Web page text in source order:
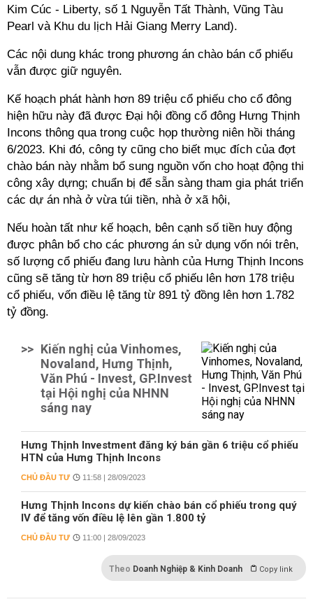
Kim Cúc - Liberty, số 1 Nguyễn Tất Thành, Vũng Tàu
Pearl và Khu du lịch Hải Giang Merry Land).
Các nội dung khác trong phương án chào bán cổ phiếu
vẫn được giữ nguyên.
Kế hoạch phát hành hơn 89 triệu cổ phiếu cho cổ đông
hiện hữu này đã được Đại hội đồng cổ đông Hưng Thịnh
Incons thông qua trong cuộc họp thường niên hồi tháng
6/2023. Khi đó, công ty cũng cho biết mục đích của đợt
chào bán này nhằm bổ sung nguồn vốn cho hoạt động thi
công xây dựng; chuẩn bị để sẵn sàng tham gia phát triển
các dự án nhà ở vừa túi tiền, nhà ở xã hội,
Nếu hoàn tất như kế hoạch, bên cạnh số tiền huy động
được phân bổ cho các phương án sử dụng vốn nói trên,
số lượng cổ phiếu đang lưu hành của Hưng Thịnh Incons
cũng sẽ tăng từ hơn 89 triệu cổ phiếu lên hơn 178 triệu
cổ phiếu, vốn điều lệ tăng từ 891 tỷ đồng lên hơn 1.782
tỷ đồng.
>> Kiến nghị của Vinhomes,
Novaland, Hưng Thịnh,
Văn Phú - Invest, GP.Invest
tại Hội nghị của NHNN
sáng nay
Hưng Thịnh Investment đăng ký bán gần 6 triệu cổ phiếu
HTN của Hưng Thịnh Incons
CHỦ ĐẦU TƯ 11:58 | 28/09/2023
Hưng Thịnh Incons dự kiến chào bán cổ phiếu trong quý
IV để tăng vốn điều lệ lên gần 1.800 tỷ
CHỦ ĐẦU TƯ 11:00 | 28/09/2023
Theo Doanh Nghiệp & Kinh Doanh Copy link